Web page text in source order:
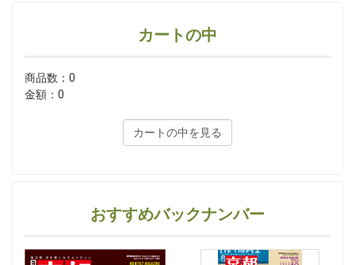
カートの中
商品数：0
金額：0
カートの中を見る
おすすめバックナンバー